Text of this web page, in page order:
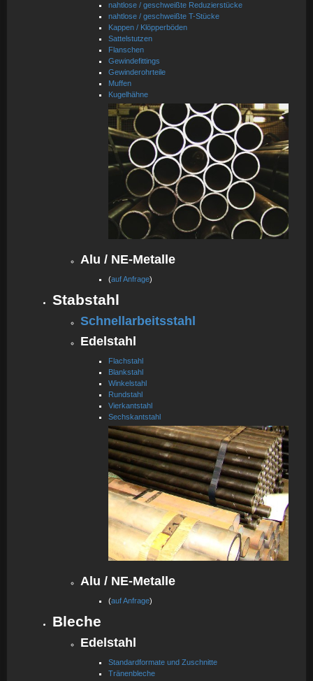
nahtlose / geschweißte Reduzierstücke
nahtlose / geschweißte T-Stücke
Kappen / Klöpperböden
Sattelstutzen
Flanschen
Gewindefittings
Gewinderohrteile
Muffen
Kugelhähne
Alu / NE-Metalle
(auf Anfrage)
Stabstahl
Schnellarbeitsstahl
Edelstahl
Flachstahl
Blankstahl
Winkelstahl
Rundstahl
Vierkantstahl
Sechskantstahl
Alu / NE-Metalle
(auf Anfrage)
Bleche
Edelstahl
Standardformate und Zuschnitte
Tränenbleche